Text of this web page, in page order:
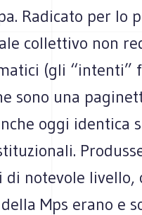
Radicato per lo
collettivo non
(gli “intenti”
sono una
oggi identica
di notevole
Mps erano e